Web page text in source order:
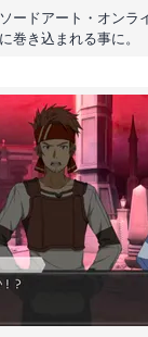
ードアート・オンラ
巻き込まれる事に。